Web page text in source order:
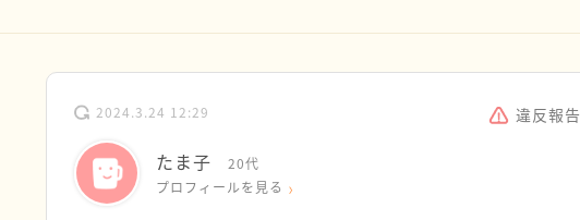
2024.3.24 12:29 違反報告
たま子
20代
プロフィールを見る